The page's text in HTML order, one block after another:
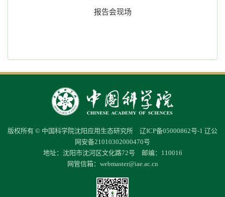
报告会现场
版权所有 © 中国科学院沈阳应用生态研究所 辽ICP备05000862号-1 辽公
网安备21010302000470号
地址：沈阳市沈河区文化路72号 邮编：110016
网管信箱： webmaster@iae.ac.cn